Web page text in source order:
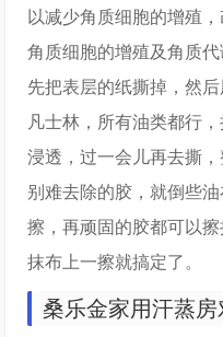
以减少角质细胞的增殖
角质细胞的增殖及角质代
先把表层的纸撕掉，然
凡士林，所有油类都行
浸透，过一会儿再去撕
别难去除的胶，就倒些
擦，再顽固的胶都可以
抹布上一擦就搞定了。
桑乐金家用汗蒸